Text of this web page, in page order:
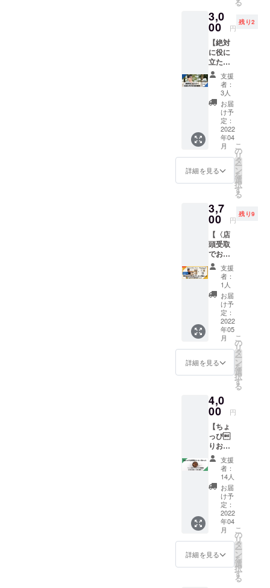
の方
は、そ
の旨と
郵送先
住所を
備考に
ご記載
くださ
い。 ※
画像の
商品デ
ザイン
はサン
プルに
物と異
なる場
なる可
能性が
ある事
をご了
承くだ
さい。
君の
ギャグ
と勢い
が増し
ます。
笑 ※商
品デザ
インは
サンプ
ルにな
りま
す。変
更とな
る可能
性があ
る事を
の入店
＆記念
品のオ
リジナ
ルマグ
カップ
＆コー
スター
のセッ
トにな
りま
す。 ま
たご来
店時に
ドリン
ク１杯
が付い
にプレ
オープ
待の
メール
画面お
見せく
ださ
い。 こ
の期間
にご来
店が難
しい場
合は、
メール
にでお
知らせ
オープ
ン後で
あって
も、同
内容の
品をご
提供さ
せて頂
きま
す！ そ
の場
合、3ヶ
月以内
にお越
し頂き
うお願
い致し
る
3,0
00 円
残り2
【絶対
に役に
立たな
い店長
とちの
の恋愛
相談】
カフェ
内に
て、恋
愛初心
者の店
長とち
の君と
60分間
きま
す。
（それ
以外の
お話も
もちろ
んOK）
５名様
限定！
お好き
なドリ
ンク一
杯付
き！ ご
来店時
にメー
ルの画
い。 と
ちの君
初心者
なので
アドバ
イスは
全く役
に立た
ないか
と思い
ます
が、一
生懸命
お答え
させて
頂きま
支援
者：
3人
お届
け予
定：
2022
年04
月
詳細を見る
こ
の
リ
タ
ー
ン
を
選
択
す
る
3,7
00 円
残り9
【〈店
頭受取
でお
得〉な
がら
びっと
特製カ
レーの
スパイ
スキッ
トと応
援セッ
ト！】
・なが
らびっ
のスパ
イス
キット
・作り
方レシ
ピ ・オ
リジナ
ルマグ
カップ
・オリ
ジナル
コース
ター ・
thanks
ギャグ
動画
〈スパ
支援
者：
1人
お届
け予
定：
2022
年05
月
詳細を見る
こ
の
リ
タ
ー
ン
を
選
択
す
る
4,0
00 円
【ちょ
っぴ
りお得
なコー
ヒーチ
ケッ
ト】
コー
ヒー、
もしく
は通常
ソフト
ドリン
クの11
杯分の
支援
者：
14人
お届
け予
定：
2022
年04
月
詳細を見る
こ
の
リ
タ
ー
ン
を
選
択
す
る